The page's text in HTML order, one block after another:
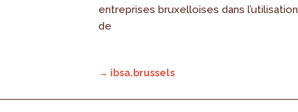
entreprises bruxelloises dans l’utilisation
de
→ ibsa.brussels